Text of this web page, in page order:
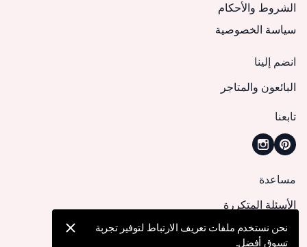
الشروط والأحكام
سياسة الخصوصية
انضم إلينا
البائعون والمتاجر
تابعنا
مساعدة
الأسئلة المتكررة
كيف يمكنني تقديم طلب؟
نحن نستخدم ملفات تعريف الارتباط لتوفير تجربة
تسوق أفضل.